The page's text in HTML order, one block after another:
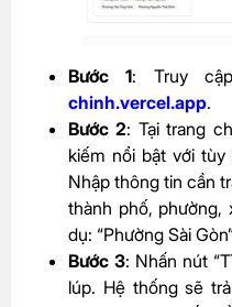
Bước 1: Truy
chinh.vercel.app.
Bước 2: Tại trang
kiếm nổi bật với
Nhập thông tin cần
thành phố,
dụ: “Phường Sài
Bước 3: Nhấn nút
lúp. Hệ thống sẽ